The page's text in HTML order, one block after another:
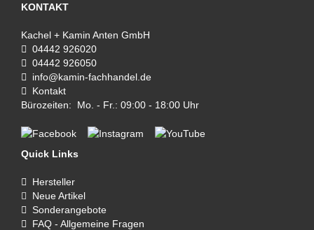
KONTAKT
Kachel + Kamin Anten GmbH
04442 926020
04442 926050
info@kamin-fachhandel.de
Kontakt
Bürozeiten: Mo. - Fr.: 09:00 - 18:00 Uhr
Quick Links
Hersteller
Neue Artikel
Sonderangebote
FAQ - Allgemeine Fragen